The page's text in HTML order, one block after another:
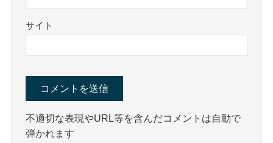
サイト
不適切な表現やURL等を含んだコメントは自動で
弾かれます